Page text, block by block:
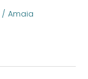
/ Amaia